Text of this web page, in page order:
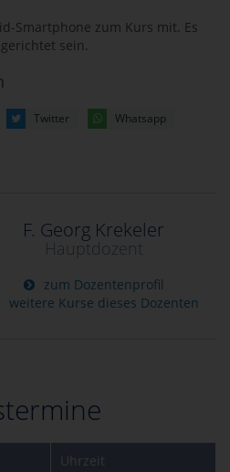
Smartphone zum Kurs mit. Es
sein.
Twitter Whatsapp
F. Georg Krekeler
Hauptdozent
zum Dozentenprofil
weitere Kurse dieses Dozenten
Uhrzeit